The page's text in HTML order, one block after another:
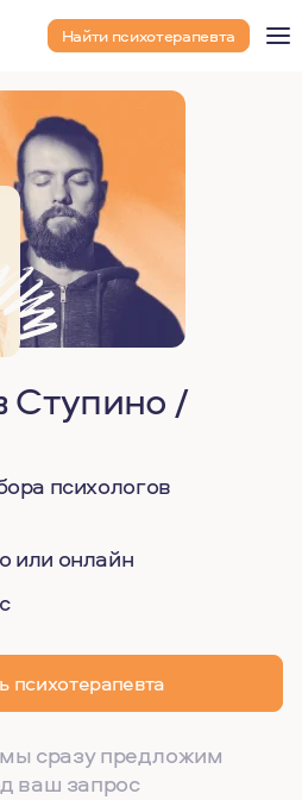
Найти психотерапевта
Ступино /
психологов
или онлайн
психотерапевта
мы сразу предложим
ваш запрос